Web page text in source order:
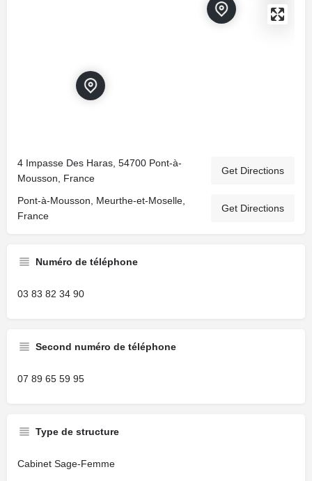
4 Impasse Des Haras, 54700 Pont-à-
Mousson, France
Get Directions
Pont-à-Mousson, Meurthe-et-Moselle,
France
Get Directions
Numéro de téléphone
03 83 82 34 90
Second numéro de téléphone
07 89 65 59 95
Type de structure
Cabinet Sage-Femme